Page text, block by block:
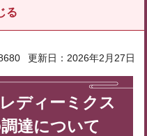
る
更新日：2026年2月27日
ディーミクス
達について